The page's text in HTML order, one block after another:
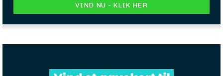
VIND NU - KLIK HER